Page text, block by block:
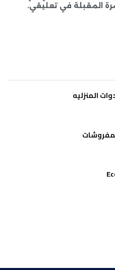
المقبلة في تعليقي.
المنزليه